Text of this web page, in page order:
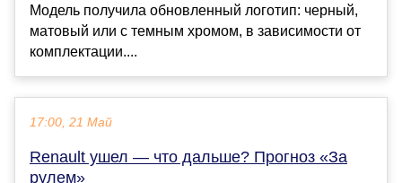
Модель получила обновленный логотип: черный,
матовый или с темным хромом, в зависимости от
комплектации....
17:00, 21 Май
Renault ушел — что дальше? Прогноз «За
рулем»